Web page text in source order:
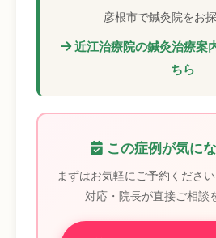
彦根市で鍼灸院をお
近江治療院の鍼灸治療案
ちら
この症例が気に
まずはお気軽にご予約くださ
対応・院長が直接ご相談